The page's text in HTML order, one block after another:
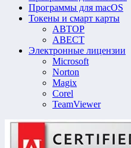
Программы для macOS
Токены и смарт карты
АВТОР
АВЕСТ
Электронные лицензии
Microsoft
Norton
Magix
Corel
TeamViewer